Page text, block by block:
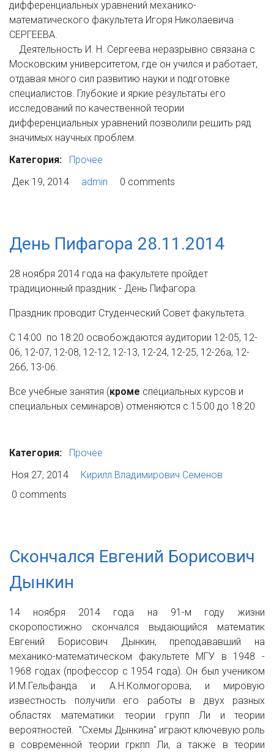
дифференциальных уравнений механико-
математического факультета Игоря Николаевича
СЕРГЕЕВА.
Деятельность И. Н. Сергеева неразрывно связана с
Московским университетом, где он учился и работает,
отдавая много сил развитию науки и подготовке
специалистов. Глубокие и яркие результаты его
исследований по качественной теории
дифференциальных уравнений позволили решить ряд
значимых научных проблем.
Категория:
Прочее
Дек 19, 2014
admin 0 comments
День Пифагора 28.11.2014
28 ноября 2014 года на факультете пройдет
традиционный праздник - День Пифагора.
Праздник проводит Студенческий Совет факультета.
С 14:00 по 18:20 освобождаются аудитории 12-05, 12-
06, 12-07, 12-08, 12-12, 12-13, 12-24, 12-25, 12-26а, 12-
26б, 13-06.
Все учебные занятия (кроме специальных курсов и
специальных семинаров) отменяются с 15:00 до 18:20
Категория:
Прочее
Ноя 27, 2014
Кирилл Владимирович Семенов
0 comments
Скончался Евгений Борисович
Дынкин
14 ноября 2014 года на 91-м году жизни
скоропостижно скончался выдающийся математик
Евгений Борисович Дынкин, преподававший на
механико-математическом факультете МГУ в 1948 -
1968 годах (профессор с 1954 года). Он был учеником
И.М.Гельфанда и А.Н.Колмогорова, и мировую
известность получили его работы в двух разных
областях математики: теории групп Ли и теории
вероятностей. "Схемы Дынкина" играют ключевую роль
в современной теории гркпп Ли, а также в теории